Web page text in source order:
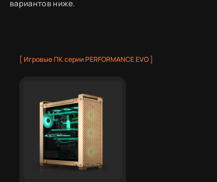
вариантов ниже.
[ Игровые ПК серии PERFORMANCE EVO ]